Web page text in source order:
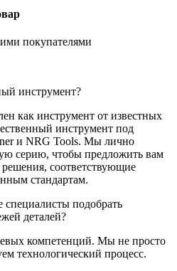
покупателями
инструмент?
как инструмент от известных
инструмент под
и NRG Tools. Мы лично
серию, чтобы предложить вам
соответствующие
стандартам.
подобрать
деталей?
компетенций. Мы не просто
технологический процесс.